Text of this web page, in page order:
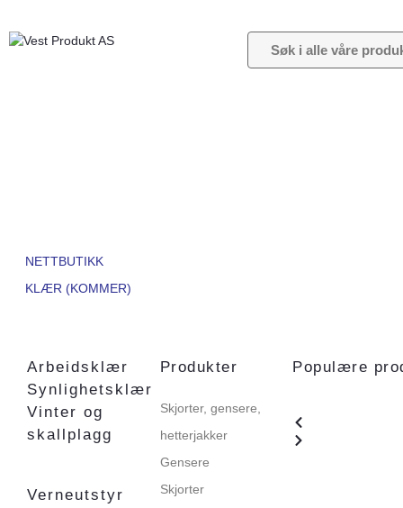
NETTBUTIKK
KLÆR (KOMMER)
Arbeidsklær
Synlighetsklær
Vinter og
skallplagg
Verneutstyr
Produkter
Skjorter, gensere,
hetterjakker
Gensere
Skjorter
Populære